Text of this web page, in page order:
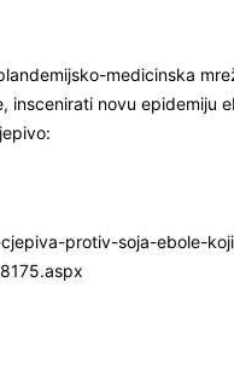
medicinska
inscenirati novu epidemiju
protiv-soja-ebole-